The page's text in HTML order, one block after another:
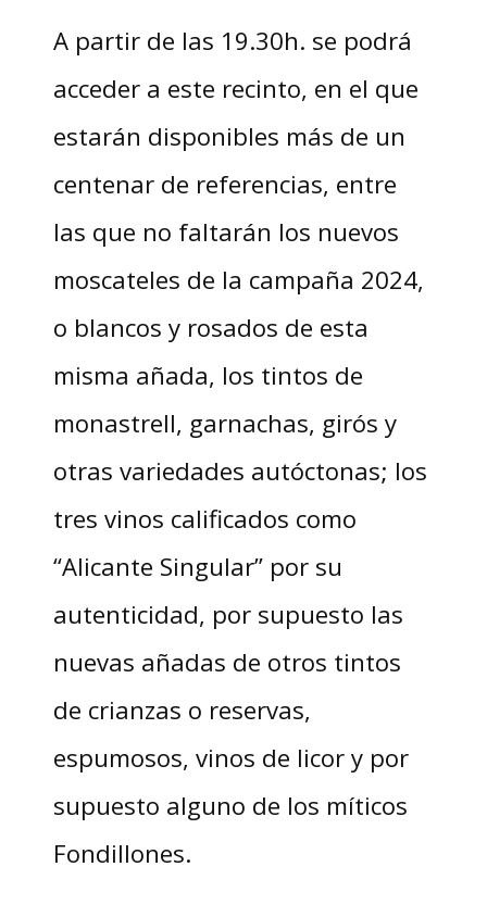
A partir de las 19.30h. se podrá
acceder a este recinto, en el que
estarán disponibles más de un
centenar de referencias, entre
las que no faltarán los nuevos
moscateles de la campaña 2024,
o blancos y rosados de esta
misma añada, los tintos de
monastrell, garnachas, girós y
otras variedades autóctonas; los
tres vinos calificados como
“Alicante Singular” por su
autenticidad, por supuesto las
nuevas añadas de otros tintos
de crianzas o reservas,
espumosos, vinos de licor y por
supuesto alguno de los míticos
Fondillones.